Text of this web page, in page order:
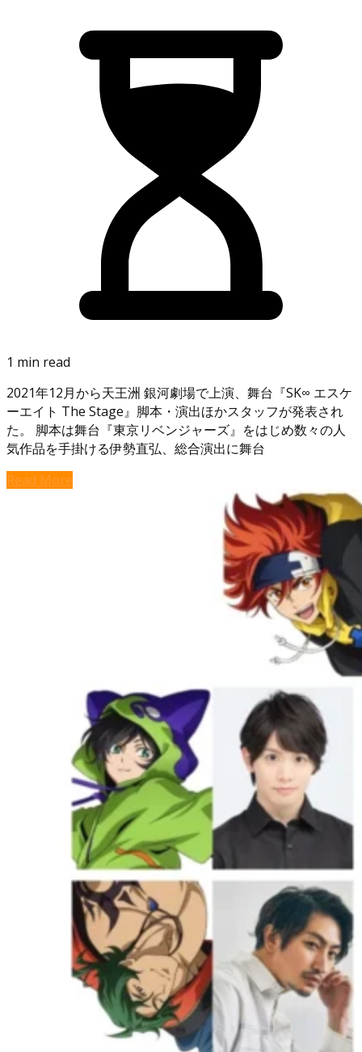
1 min read
2021年12月から天王洲 銀河劇場で上演、舞台『SK∞ エスケ
ーエイト The Stage』脚本・演出ほかスタッフが発表され
た。 脚本は舞台『東京リベンジャーズ』をはじめ数々の人
気作品を手掛ける伊勢直弘、総合演出に舞台
Read More